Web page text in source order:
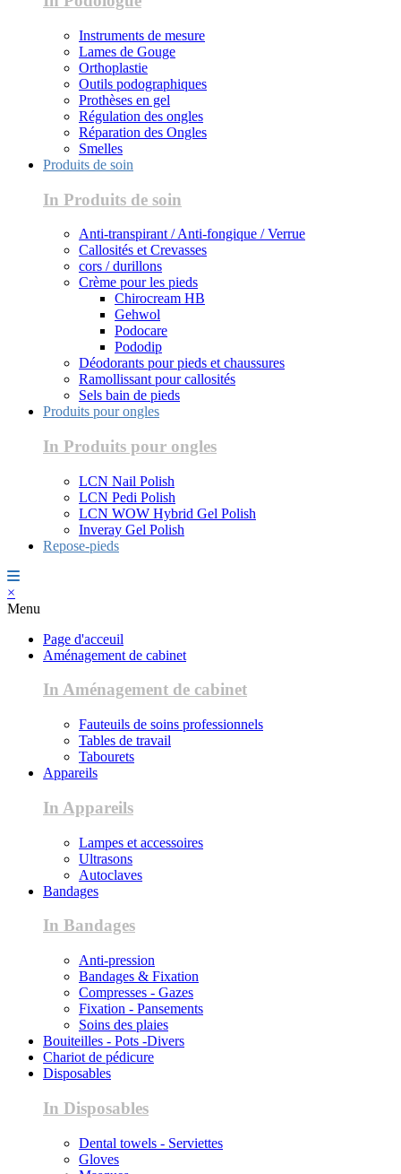
Instruments de mesure
Lames de Gouge
Orthoplastie
Outils podographiques
Prothèses en gel
Régulation des ongles
Réparation des Ongles
Smelles
Produits de soin
In Produits de soin
Anti-transpirant / Anti-fongique / Verrue
Callosités et Crevasses
cors / durillons
Crème pour les pieds
Chirocream HB
Gehwol
Podocare
Pododip
Déodorants pour pieds et chaussures
Ramollissant pour callosités
Sels bain de pieds
Produits pour ongles
In Produits pour ongles
LCN Nail Polish
LCN Pedi Polish
LCN WOW Hybrid Gel Polish
Inveray Gel Polish
Repose-pieds
×
Menu
Page d'acceuil
Aménagement de cabinet
In Aménagement de cabinet
Fauteuils de soins professionnels
Tables de travail
Tabourets
Appareils
In Appareils
Lampes et accessoires
Ultrasons
Autoclaves
Bandages
In Bandages
Anti-pression
Bandages & Fixation
Compresses - Gazes
Fixation - Pansements
Soins des plaies
Bouiteilles - Pots -Divers
Chariot de pédicure
Disposables
In Disposables
Dental towels - Serviettes
Gloves